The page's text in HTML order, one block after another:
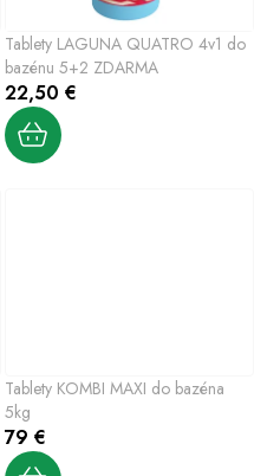
ochrany osobných údajov
Moja objednávka
Tablety LAGUNA QUATRO 4v1 do
bazénu 5+2 ZDARMA
22,50 €
Tablety KOMBI MAXI do bazéna
5kg
79 €